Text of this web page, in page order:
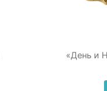
«День и